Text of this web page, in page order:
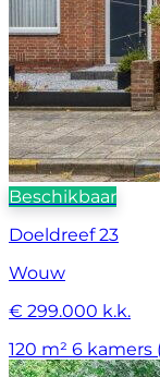
Beschikbaar
Doeldreef 23
Wouw
€ 299.000 k.k.
120 m² 6 kamers